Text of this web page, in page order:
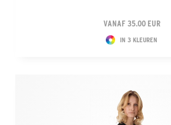
VANAF 35.00 EUR
IN 3 KLEUREN